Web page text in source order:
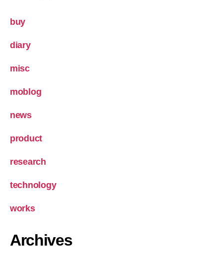
buy
diary
misc
moblog
news
product
research
technology
works
Archives